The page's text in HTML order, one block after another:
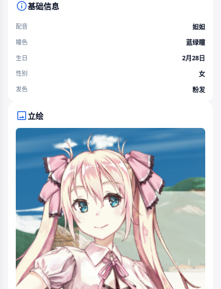
基础信息
配音 妲妲
瞳色 蓝绿瞳
生日 2月28日
性别 女
发色 粉发
立绘